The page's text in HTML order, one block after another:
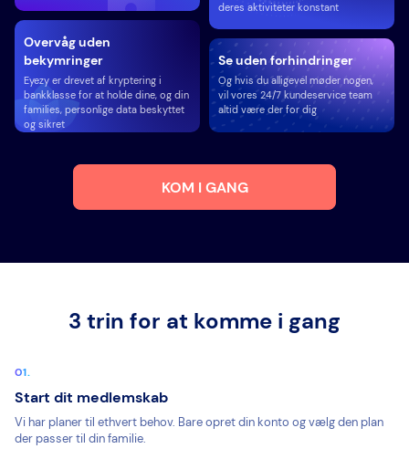
Overvåg uden
bekymringer
Eyezy er drevet af kryptering i
bankklasse for at holde dine, og din
families, personlige data beskyttet
og sikret
deres aktiviteter konstant
Se uden forhindringer
Og hvis du alligevel møder nogen,
vil vores 24/7 kundeservice team
altid være der for dig
KOM I GANG
3 trin for at komme i gang
Start dit medlemskab
Vi har planer til ethvert behov. Bare opret din konto og vælg den plan
der passer til din familie.